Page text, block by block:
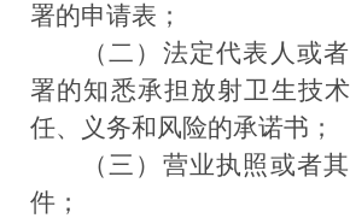
署的申请表；
（二）法定代表人或
署的知悉承担放射卫生技
任、义务和风险的承诺书；
（三）营业执照或者
件；